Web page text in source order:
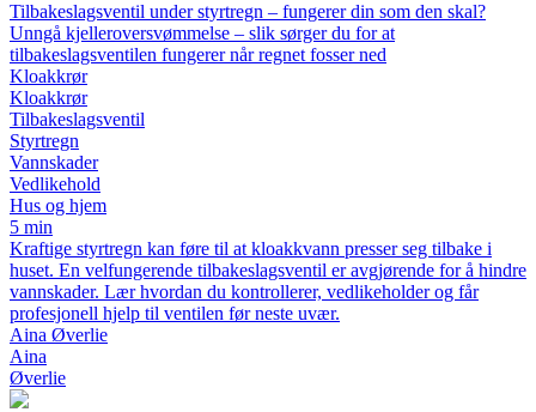
Tilbakeslagsventil under styrtregn – fungerer din som den skal?
Unngå kjelleroversvømmelse – slik sørger du for at
tilbakeslagsventilen fungerer når regnet fosser ned
Kloakkrør
Kloakkrør
Tilbakeslagsventil
Styrtregn
Vannskader
Vedlikehold
Hus og hjem
5 min
Kraftige styrtregn kan føre til at kloakkvann presser seg tilbake i
huset. En velfungerende tilbakeslagsventil er avgjørende for å hindre
vannskader. Lær hvordan du kontrollerer, vedlikeholder og får
profesjonell hjelp til ventilen før neste uvær.
Aina Øverlie
Aina
Øverlie